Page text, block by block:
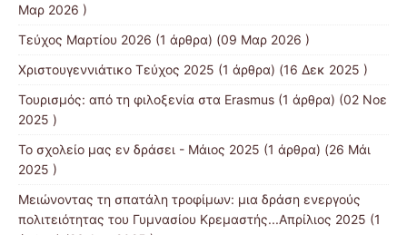
Μαρ 2026 )
Τεύχος Μαρτίου 2026 (1 άρθρα) (09 Μαρ 2026 )
Χριστουγεννιάτικο Τεύχος 2025 (1 άρθρα) (16 Δεκ 2025 )
Τουρισμός: από τη φιλοξενία στα Erasmus (1 άρθρα) (02 Νοε
2025 )
Το σχολείο μας εν δράσει - Μάιος 2025 (1 άρθρα) (26 Μάι
2025 )
Μειώνοντας τη σπατάλη τροφίμων: μια δράση ενεργούς
πολιτειότητας του Γυμνασίου Κρεμαστής...Απρίλιος 2025 (1